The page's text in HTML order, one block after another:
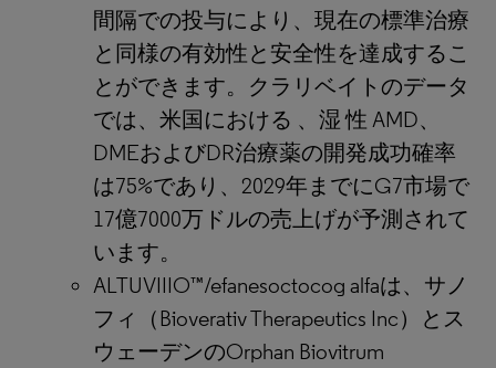
間隔での投与により、現在の標準治療
と同様の有効性と安全性を達成するこ
とができます。クラリベイトのデータ
では、米国における 、湿 性 AMD、
DMEおよびDR治療薬の開発成功確率
は75%であり、2029年までにG7市場で
17億7000万ドルの売上げが予測されて
います。
ALTUVIIIO™/efanesoctocog alfaは、サノ
フィ（Bioverativ Therapeutics Inc）とス
ウェーデンのOrphan Biovitrum